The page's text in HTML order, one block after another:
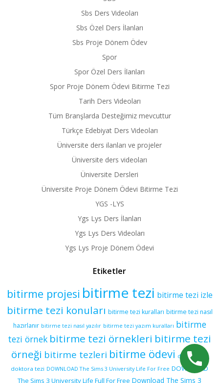
Sbs Ders Videoları
Sbs Özel Ders İlanları
Sbs Proje Dönem Ödev
Spor
Spor Özel Ders İlanları
Spor Proje Dönem Ödevi Bitirme Tezi
Tarih Ders Videoları
Tüm Branşlarda Desteğimiz mevcuttur
Türkçe Edebiyat Ders Videoları
Üniversite ders ilanları ve projeler
Üniversite ders videoları
Üniversite Dersleri
Üniversite Proje Dönem Ödevi Bitirme Tezi
YGS -LYS
Ygs Lys Ders İlanları
Ygs Lys Ders Videoları
Ygs Lys Proje Dönem Ödevi
Etiketler
bitirme projesi bitirme tezi bitirme tezi izle
bitirme tezi konuları bitirme tezi kuralları bitirme tezi nasıl
hazırlanır bitirme tezi nasıl yazılır bitirme tezi yazım kuralları bitirme
tezi örnek bitirme tezi örnekleri bitirme tezi
örneği bitirme tezleri bitirme ödevi doktora tez
doktora tezi DOWNLOAD The Sims 3 University Life For Free DOWNLOAD
The Sims 3 University Life Full For Free Download The Sims 3